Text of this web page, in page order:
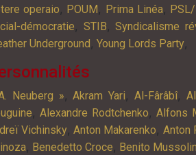
operaio, POUM , Prima Linéa,
démocratie, STIB,Syndicalisme
Underground , Young Lords Party,
Neuberg »,Akram Yari,Al-Fârâbî,
, Alexandre Rodtchenko, Alfons
Vichinsky,Anton Makarenko, Anton
, Benedetto Croce, Benito